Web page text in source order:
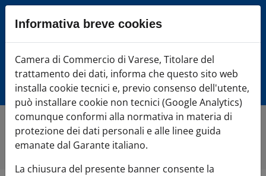
Sezione salto blocchi
Vai alla sezione dedicata alle informazioni correlate
Vai al footer
Camera di Commercio Varese
Home»Studi e Statistica»Prezzi al consumo per le
famiglie di operai ed impiegati
Informativa breve cookies
Camera di Commercio di Varese, Titolare del
trattamento dei dati, informa che questo sito web
installa cookie tecnici e, previo consenso dell'utente,
può installare cookie non tecnici (Google Analytics)
comunque conformi alla normativa in materia di
protezione dei dati personali e alle linee guida
emanate dal Garante italiano.
La chiusura del presente banner consente la